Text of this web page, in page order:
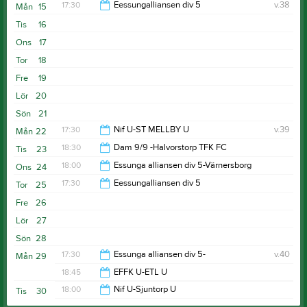
15
Mån v.38
17:30 Eessungalliansen div 5
16
Tis
17
Ons
18
Tor
19
Fre
20
Lör
21
Sön
22
Mån v.39
17:30 Nif U-ST MELLBY U
20:30
23
Tis 18:30 Dam 9/9 -Halvorstorp TFK FC
21:30
24
Ons 18:00 Essunga alliansen div 5-Värnersborg
25
Tor 17:30 Eessungalliansen div 5
26
Fre
27
Lör
28
Sön
29
Mån v.40
17:30 Essunga alliansen div 5-
18:45
18:45 EFFK U-ETL U
30
Tis 18:00 Nif U-Sjuntorp U